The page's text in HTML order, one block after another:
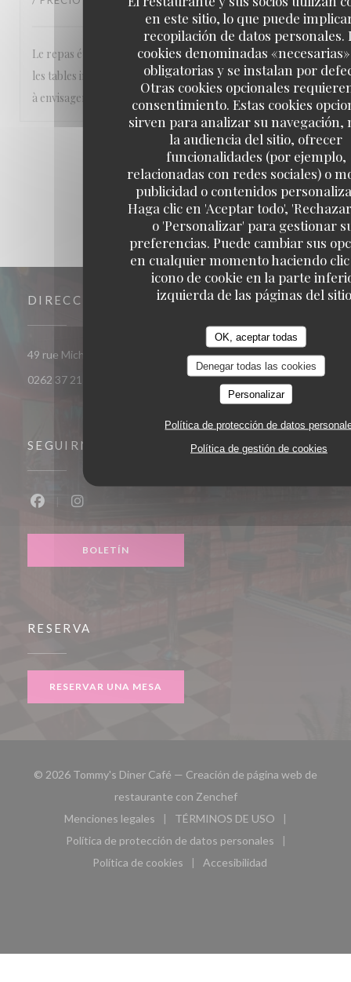
en este sitio, lo que puede
recopilación de datos personales.
cookies denominadas
obligatorias y se instalan por
Otras cookies opcionales
consentimiento. Estas cookies
sirven para analizar su navegación,
la audiencia del sitio, ofrecer
funcionalidades (por ejemplo,
relacionadas con redes sociales) o
publicidad o contenidos
Haga clic en 'Aceptar todo',
o 'Personalizar' para gestionar
preferencias. Puede cambiar sus
en cualquier momento haciendo
icono de cookie en la parte
izquierda de las páginas del
OK, aceptar todas
Denegar todas las cookies
Personalizar
Política de protección de datos
Política de gestión de cookies
Le repas était excellent le personnel aimable Point négatif,
les tables intérieurs sont à revoir, une bonne remise en état
à envisager
2 3
DIRECCIÓN
49 rue Michel-Ange - Du Parc 97438 Sainte-Marie((abre en una
0262 37 21 77
SEGUIRNOS
BOLETÍN
RESERVA
RESERVAR UNA MESA
© 2026 Tommy's Diner Café — Creación de página web de
restaurante con Zenchef((abre en una nueva
Menciones legales
((abre en una nueva ventana))
TÉRMINOS DE USO
((abre en una nueva
Política de protección de datos personales
((abre en una nueva ventana))
Política de cookies
((abre en una nueva ventana))
Accesibilidad